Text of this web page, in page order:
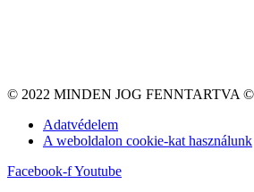
© 2022 MINDEN JOG FENNTARTVA ©
Adatvédelem
A weboldalon cookie-kat használunk
Facebook-fYoutube